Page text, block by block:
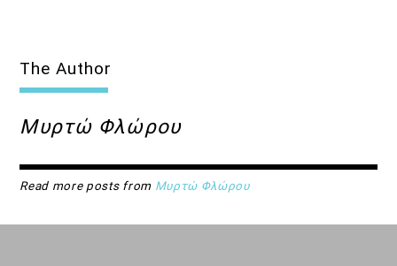
The Author
Μυρτώ Φλώρου
Read more posts from Μυρτώ Φλώρου